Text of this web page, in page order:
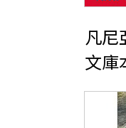
凡尼
文庫